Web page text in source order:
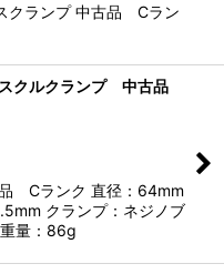
クランプ 中古品 Cラン
クルクランプ 中古品
Cランク 直径：64mm
クランプ：ネジノブ
量：86g